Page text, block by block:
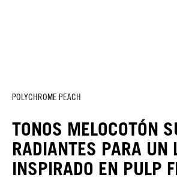
POLYCHROME PEACH
TONOS MELOCOTÓN
RADIANTES PARA UN
INSPIRADO EN PULP